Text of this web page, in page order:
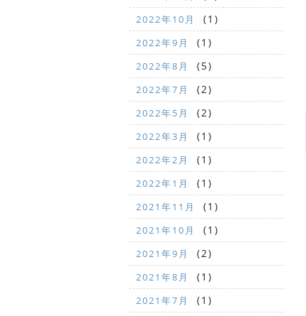
2022年10月 (1)
2022年9月 (1)
2022年8月 (5)
2022年7月 (2)
2022年5月 (2)
2022年3月 (1)
2022年2月 (1)
2022年1月 (1)
2021年11月 (1)
2021年10月 (1)
2021年9月 (2)
2021年8月 (1)
2021年7月 (1)